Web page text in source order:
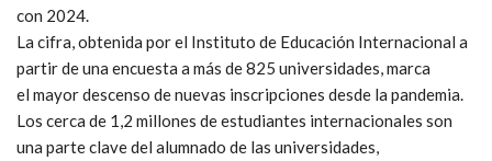
con 2024.
La cifra, obtenida por el Instituto de Educación Internacional a
partir de una encuesta a más de 825 universidades, marca
el mayor descenso de nuevas inscripciones desde la pandemia.
Los cerca de 1,2 millones de estudiantes internacionales son
una parte clave del alumnado de las universidades,